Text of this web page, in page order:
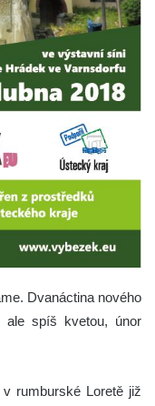
Dvanáctina nového
spíš kvetou, únor
rumburské Loretě již